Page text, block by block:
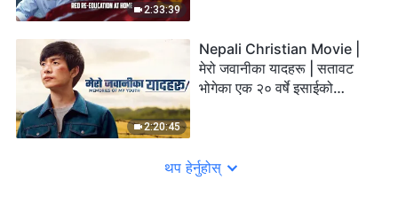
2:33:39
2:20:45
Nepali Christian Movie |
मेरो जवानीका यादहरू | सतावट
भोगेका एक २० वर्षे इसाईको
थप हेर्नुहोस्